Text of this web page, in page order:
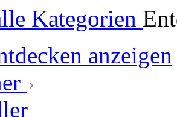
Kategorien
anzeigen